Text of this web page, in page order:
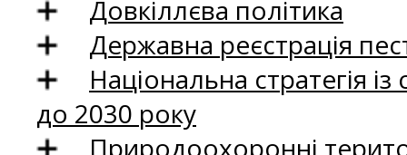
Довкіллєва політика
Державна реєстрація
Національна стратегія
до 2030 року
Природоохоронні